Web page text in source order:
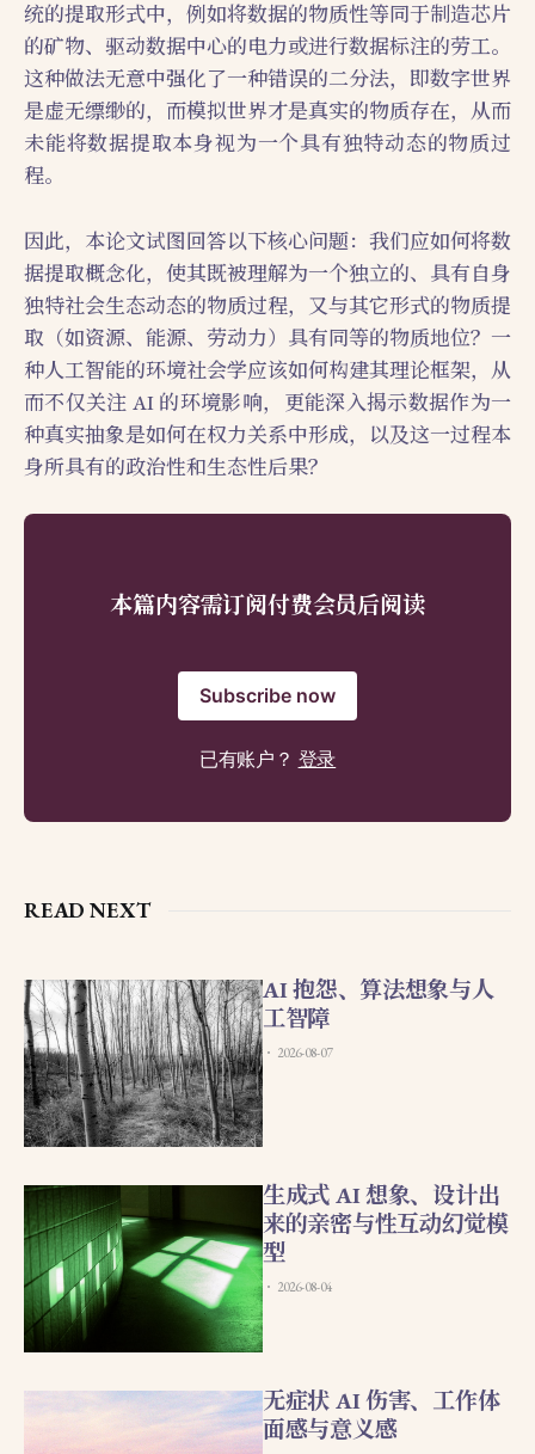
统的提取形式中，例如将数据的物质性等同于制造芯片
的矿物、驱动数据中心的电力或进行数据标注的劳工。
这种做法无意中强化了一种错误的二分法，即数字世界
是虚无缥缈的，而模拟世界才是真实的物质存在，从而
未能将数据提取本身视为一个具有独特动态的物质过
程。
因此，本论文试图回答以下核心问题：我们应如何将数
据提取概念化，使其既被理解为一个独立的、具有自身
独特社会生态动态的物质过程，又与其它形式的物质提
取（如资源、能源、劳动力）具有同等的物质地位？一
种人工智能的环境社会学应该如何构建其理论框架，从
而不仅关注 AI 的环境影响，更能深入揭示数据作为一
种真实抽象是如何在权力关系中形成，以及这一过程本
身所具有的政治性和生态性后果？
本篇内容需订阅付费会员后阅读
Subscribe now
已有账户？ 登录
READ NEXT
AI 抱怨、算法想象与人
工智障
2026-08-07
生成式 AI 想象、设计出
来的亲密与性互动幻觉模
型
2026-08-04
无症状 AI 伤害、工作体
面感与意义感